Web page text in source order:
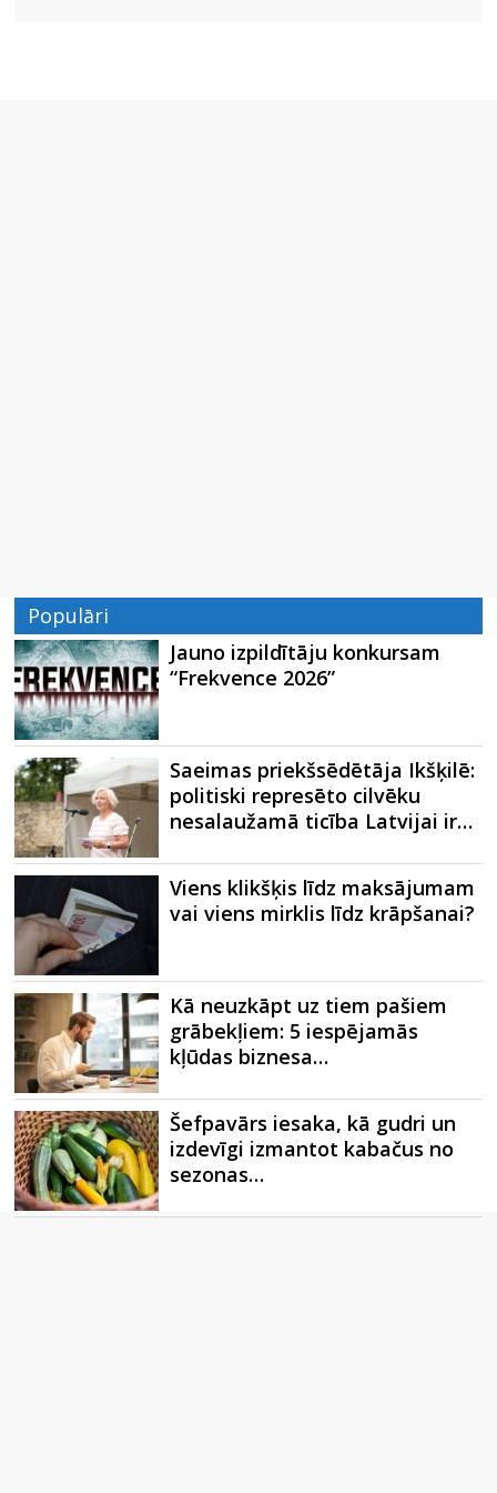
Populāri
Jauno izpildītāju konkursam
“Frekvence 2026”
Saeimas priekšsēdētāja Ikšķilē:
politiski represēto cilvēku
nesalaužamā ticība Latvijai ir…
Viens klikšķis līdz maksājumam
vai viens mirklis līdz krāpšanai?
Kā neuzkāpt uz tiem pašiem
grābekļiem: 5 iespējamās
kļūdas biznesa…
Šefpavārs iesaka, kā gudri un
izdevīgi izmantot kabačus no
sezonas…